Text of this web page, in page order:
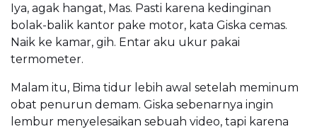
Iya, agak hangat, Mas. Pasti karena kedinginan
bolak-balik kantor pake motor, kata Giska cemas.
Naik ke kamar, gih. Entar aku ukur pakai
termometer.
Malam itu, Bima tidur lebih awal setelah meminum
obat penurun demam. Giska sebenarnya ingin
lembur menyelesaikan sebuah video, tapi karena